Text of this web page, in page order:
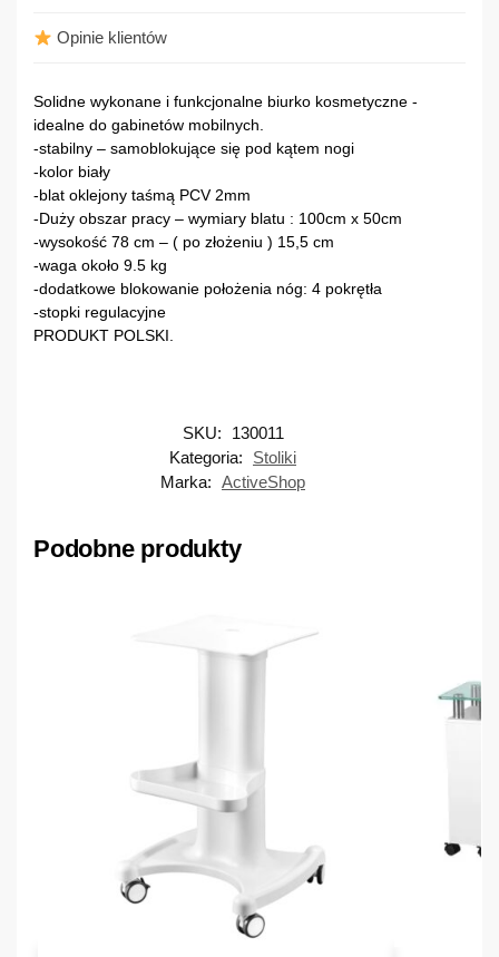
Opinie klientów
Solidne wykonane i funkcjonalne biurko kosmetyczne -
idealne do gabinetów mobilnych.
-stabilny – samoblokujące się pod kątem nogi
-kolor biały
-blat oklejony taśmą PCV 2mm
-Duży obszar pracy – wymiary blatu : 100cm x 50cm
-wysokość 78 cm – ( po złożeniu ) 15,5 cm
-waga około 9.5 kg
-dodatkowe blokowanie położenia nóg: 4 pokrętła
-stopki regulacyjne
PRODUKT POLSKI.
SKU:
130011
Kategoria:
Stoliki
Marka: ActiveShop
Podobne produkty